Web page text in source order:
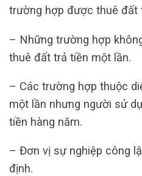
trường hợp được thuê đất
– Những trường hợp
thuê đất trả tiền một lần.
– Các trường hợp thuộc
một lần nhưng người sử
tiền hàng năm.
– Đơn vị sự nghiệp công
định.